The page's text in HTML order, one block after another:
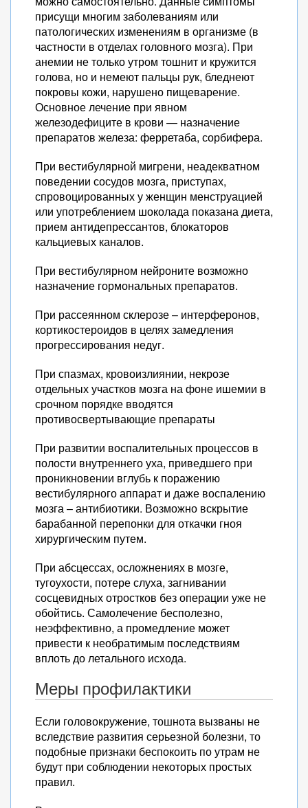
присущи многим заболеваниям или
патологических изменениям в организме (в
частности в отделах головного мозга). При
анемии не только утром тошнит и кружится
голова, но и немеют пальцы рук, бледнеют
покровы кожи, нарушено пищеварение.
Основное лечение при явном
железодефиците в крови — назначение
препаратов железа: ферретаба, сорбифера.
При вестибулярной мигрени, неадекватном
поведении сосудов мозга, приступах,
спровоцированных у женщин менструацией
или употреблением шоколада показана диета,
прием антидепрессантов, блокаторов
кальциевых каналов.
При вестибулярном нейроните возможно
назначение гормональных препаратов.
При рассеянном склерозе – интерферонов,
кортикостероидов в целях замедления
прогрессирования недуг.
При спазмах, кровоизлиянии, некрозе
отдельных участков мозга на фоне ишемии в
срочном порядке вводятся
противосвертывающие препараты
При развитии воспалительных процессов в
полости внутреннего уха, приведшего при
проникновении вглубь к поражению
вестибулярного аппарат и даже воспалению
мозга – антибиотики. Возможно вскрытие
барабанной перепонки для откачки гноя
хирургическим путем.
При абсцессах, осложнениях в мозге,
тугоухости, потере слуха, загнивании
сосцевидных отростков без операции уже не
обойтись. Самолечение бесполезно,
неэффективно, а промедление может
привести к необратимым последствиям
вплоть до летального исхода.
Меры профилактики
Если головокружение, тошнота вызваны не
вследствие развития серьезной болезни, то
подобные признаки беспокоить по утрам не
будут при соблюдении некоторых простых
правил.